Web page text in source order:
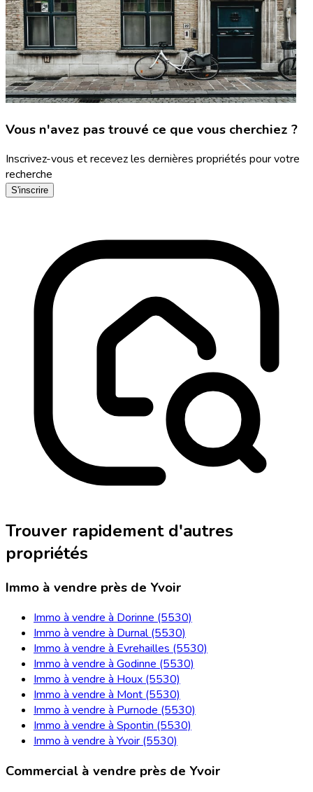
Vous n'avez pas trouvé ce que vous cherchiez ?
Inscrivez-vous et recevez les dernières propriétés pour votre
recherche
S'inscrire
Trouver rapidement d'autres
propriétés
Immo à vendre près de Yvoir
Immo à vendre à Dorinne (5530)
Immo à vendre à Durnal (5530)
Immo à vendre à Evrehailles (5530)
Immo à vendre à Godinne (5530)
Immo à vendre à Houx (5530)
Immo à vendre à Mont (5530)
Immo à vendre à Purnode (5530)
Immo à vendre à Spontin (5530)
Immo à vendre à Yvoir (5530)
Commercial à vendre près de Yvoir